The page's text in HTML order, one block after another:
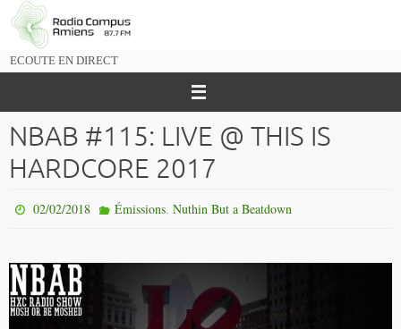
Passer
vers
ECOUTE EN DIRECT
NBAB #115: LIVE @ THIS IS
HARDCORE 2017
02/02/2018 Émissions, Nuthin But a Beatdown